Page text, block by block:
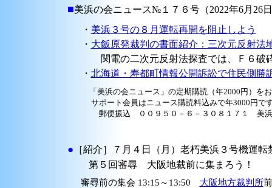
■美浜の会ニュース№１７６号（2022年6月26
・ 美浜３号の８月運転再開を阻止しよう
・ 大飯原発裁判の書面紹介：三次元反射法
関電の二次元反射法探査では、Ｆ６破
・ 北海道・寿都町情報公開訴訟で住民側勝
「美浜の会ニュース」の定期購読（年2000円）を
サポート会員はニュース購読料込みで年3000円で
郵便振込 ００９５０－６－３０８１７１ 美浜
● ［紹介］７月４日（月）老朽美浜３号機運
第５回審尋 大阪地裁前に集まろう！
審尋前の集会 13:15～13:50 大阪地方裁判所